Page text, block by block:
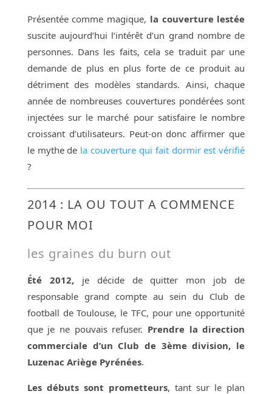
Présentée comme magique, la couverture lestée
suscite aujourd’hui l’intérêt d’un grand nombre de
personnes. Dans les faits, cela se traduit par une
demande de plus en plus forte de ce produit au
détriment des modèles standards. Ainsi, chaque
année de nombreuses couvertures pondérées sont
injectées sur le marché pour satisfaire le nombre
croissant d’utilisateurs. Peut-on donc affirmer que
le mythe de la couverture qui fait dormir est vérifié
?
2014 : LA OU TOUT A COMMENCE
POUR MOI
les graines du burn out
Été 2012, je décide de quitter mon job de
responsable grand compte au sein du Club de
football de Toulouse, le TFC, pour une opportunité
que je ne pouvais refuser. Prendre la direction
commerciale d’un Club de 3ème division, le
Luzenac Ariège Pyrénées.
Les débuts sont prometteurs, tant sur le plan